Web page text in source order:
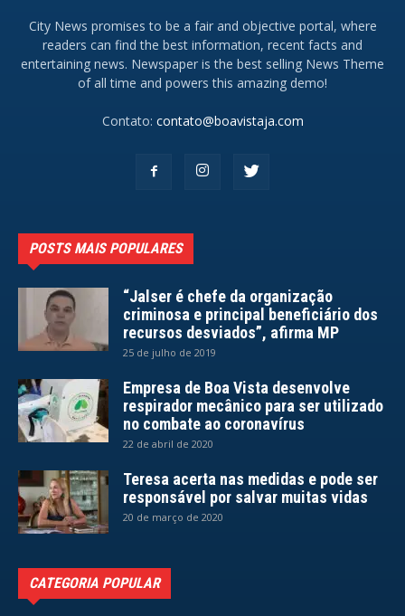
City News promises to be a fair and objective portal, where
readers can find the best information, recent facts and
entertaining news. Newspaper is the best selling News Theme
of all time and powers this amazing demo!
Contato: contato@boavistaja.com
POSTS MAIS POPULARES
“Jalser é chefe da organização
criminosa e principal beneficiário dos
recursos desviados”, afirma MP
25 de julho de 2019
Empresa de Boa Vista desenvolve
respirador mecânico para ser utilizado
no combate ao coronavírus
22 de abril de 2020
Teresa acerta nas medidas e pode ser
responsável por salvar muitas vidas
20 de março de 2020
CATEGORIA POPULAR